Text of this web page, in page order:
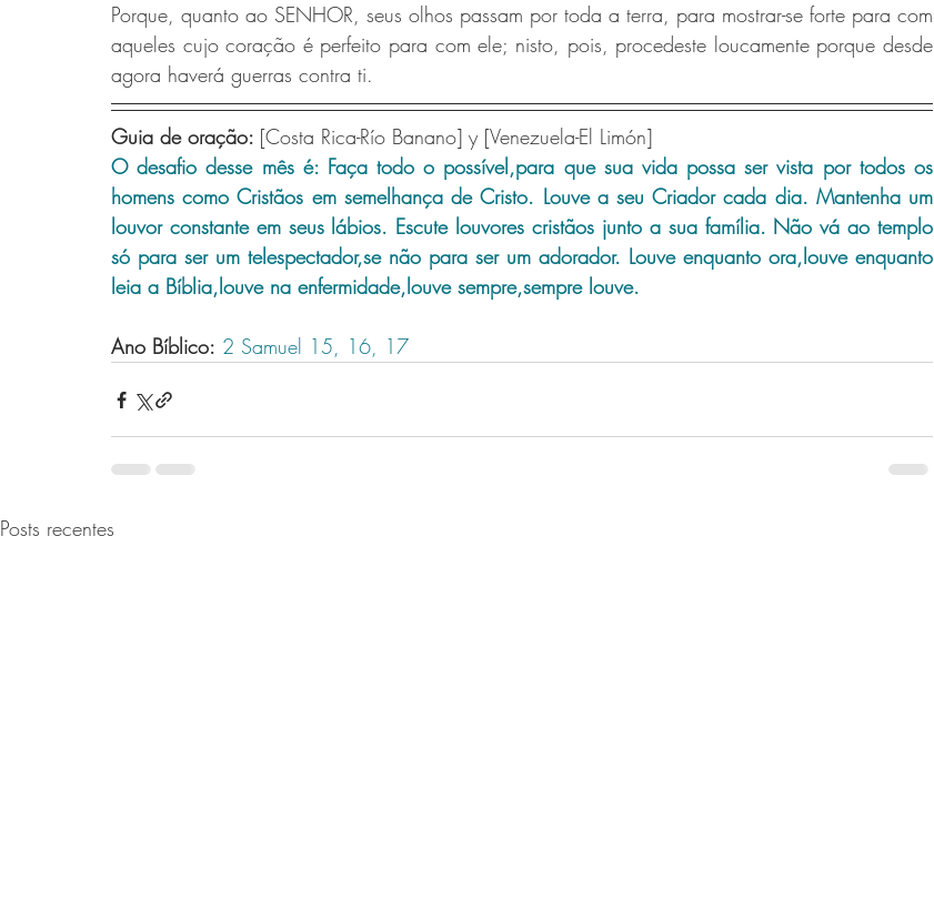
Porque, quanto ao SENHOR, seus olhos passam por toda a terra, para mostrar-se forte para com
aqueles cujo coração é perfeito para com ele; nisto, pois, procedeste loucamente porque desde
agora haverá guerras contra ti.
Guia de oração: [Costa Rica-Río Banano] y [Venezuela-El Limón]
O desafio desse mês é: Faça todo o possível,para que sua vida possa ser vista por todos os
homens como Cristãos em semelhança de Cristo. Louve a seu Criador cada dia. Mantenha um
louvor constante em seus lábios. Escute louvores cristãos junto a sua família. Não vá ao templo
só para ser um telespectador,se não para ser um adorador. Louve enquanto ora,louve enquanto
leia a Bíblia,louve na enfermidade,louve sempre,sempre louve.
Ano Bíblico: 2 Samuel 15, 16, 17
Posts recentes